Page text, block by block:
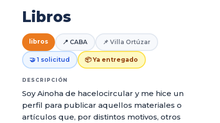
Libros
libros 📍 CABA 📌 Villa Ortúzar
🤝 1 solicitud 📦 Ya entregado
DESCRIPCIÓN
Soy Ainoha de hacelocircular y me hice un
perfil para publicar aquellos materiales o
artículos que, por distintos motivos, otros